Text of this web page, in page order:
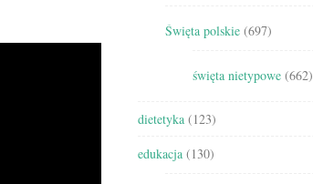
Święta polskie (697)
święta nietypowe (662)
dietetyka (123)
edukacja (130)